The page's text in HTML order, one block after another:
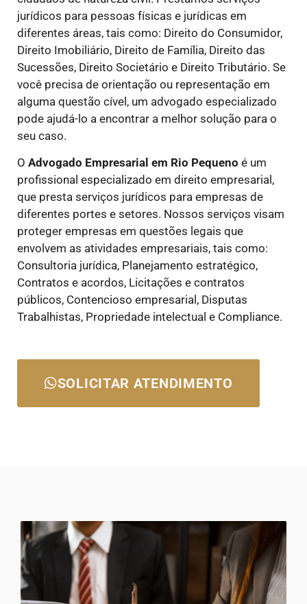
jurídicos para pessoas físicas e jurídicas em
diferentes áreas, tais como: Direito do Consumidor,
Direito Imobiliário, Direito de Família, Direito das
Sucessões, Direito Societário e Direito Tributário. Se
você precisa de orientação ou representação em
alguma questão cível, um advogado especializado
pode ajudá-lo a encontrar a melhor solução para o
seu caso.
O Advogado Empresarial em Rio Pequeno é um
profissional especializado em direito empresarial,
que presta serviços jurídicos para empresas de
diferentes portes e setores. Nossos serviços visam
proteger empresas em questões legais que
envolvem as atividades empresariais, tais como:
Consultoria jurídica, Planejamento estratégico,
Contratos e acordos, Licitações e contratos
públicos, Contencioso empresarial, Disputas
Trabalhistas, Propriedade intelectual e Compliance.
SOLICITAR ATENDIMENTO